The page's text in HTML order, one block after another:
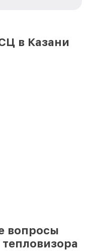
в городе
в Казани
вопросы